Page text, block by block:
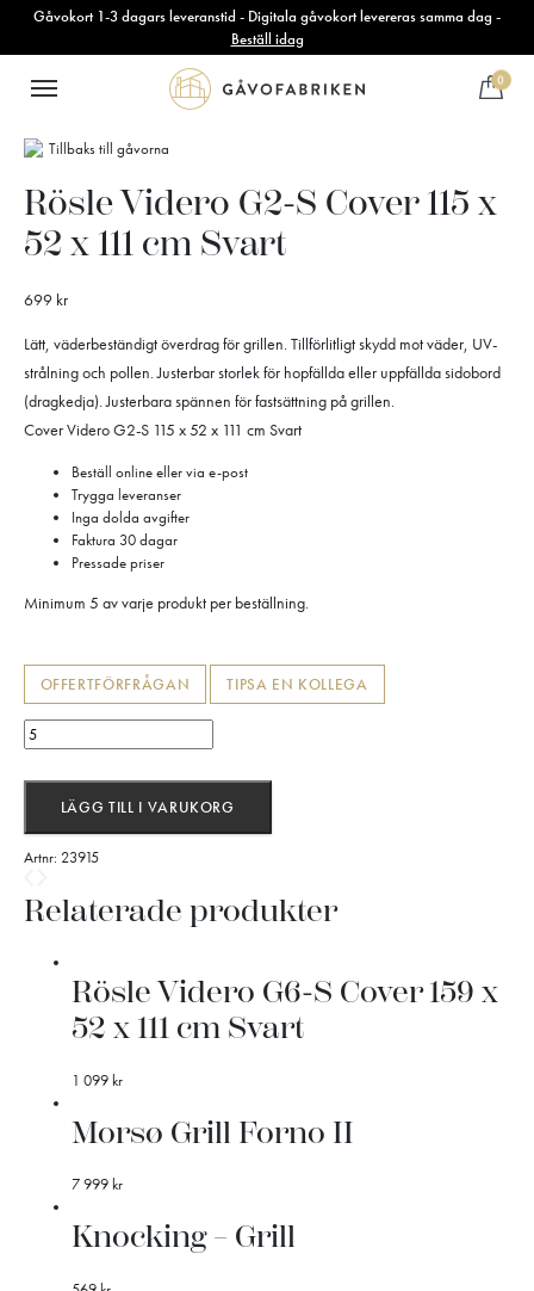
Gåvokort 1-3 dagars leveranstid - Digitala gåvokort levereras samma dag -
Beställ idag
0
Tillbaks till gåvorna
Rösle Videro G2-S Cover 115 x
52 x 111 cm Svart
699 kr
Lätt, väderbeständigt överdrag för grillen. Tillförlitligt skydd mot väder, UV-
strålning och pollen. Justerbar storlek för hopfällda eller uppfällda sidobord
(dragkedja). Justerbara spännen för fastsättning på grillen.
Cover Videro G2-S 115 x 52 x 111 cm Svart
Beställ online eller via e-post
Trygga leveranser
Inga dolda avgifter
Faktura 30 dagar
Pressade priser
Minimum 5 av varje produkt per beställning.
OFFERTFÖRFRÅGAN TIPSA EN KOLLEGA
Rösle
Videro
x
LÄGG TILL I VARUKORG
Artnr: 23915
Relaterade produkter
Rösle Videro G6-S Cover 159 x
52 x 111 cm Svart
1 099kr
Morsø Grill Forno II
7 999kr
Knocking – Grill